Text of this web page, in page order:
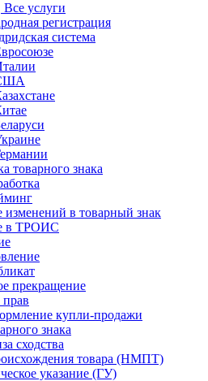
Все услуги
регистрация
система
товарного знака
изменений в товарный знак
в ТРОИС
прекращение
прав
купли-продажи
знака
сходства
товара (НМПТ)
указание (ГУ)